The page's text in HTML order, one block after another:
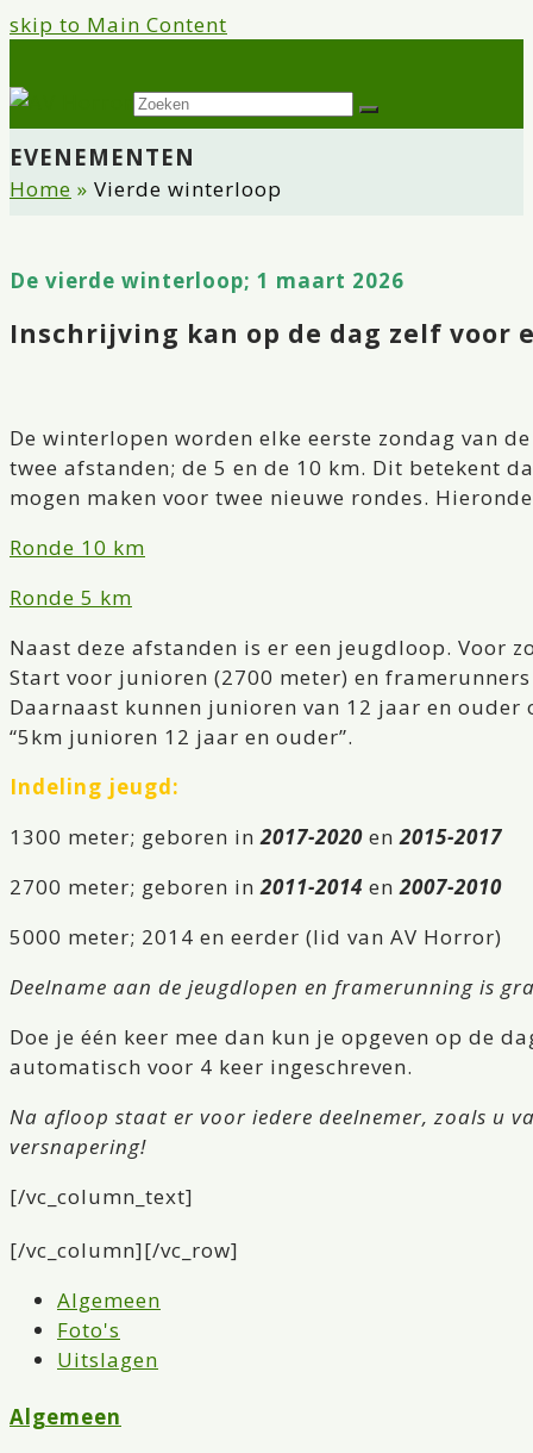
skip to Main Content
Open
Mobile
Menu
Zoeken
Verzenden
EVENEMENTEN
Home » Vierde winterloop
De vierde winterloop; 1 maart 2026
Inschrijving kan op de dag zelf voor
De winterlopen worden elke eerste zondag van
twee afstanden; de 5 en de 10 km. Dit betekent
mogen maken voor twee nieuwe rondes.
Ronde 10 km
Ronde 5 km
Naast deze afstanden is er een jeugdloop. Voor
Start voor junioren (2700 meter) en
Daarnaast kunnen junioren van 12 jaar en
“5km junioren 12 jaar en ouder”.
Indeling jeugd:
1300 meter; geboren in2017-2020 en2015-2017
2700 meter; geboren in2011-2014 en2007-2010
5000 meter; 2014 en eerder (lid van AV Horror)
Deelname aan de jeugdlopen en framerunning is
Doe je één keer mee dan kun je opgeven op de
automatisch voor 4 keer ingeschreven.
Na afloop staat er voor iedere deelnemer, zoals u
versnapering!
[/vc_column_text]
[/vc_column][/vc_row]
Algemeen
Foto's
Uitslagen
Algemeen